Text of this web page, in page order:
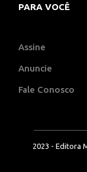
PARA VOCÊ
Assine
Anuncie
Fale Conosco
2023 - Editora